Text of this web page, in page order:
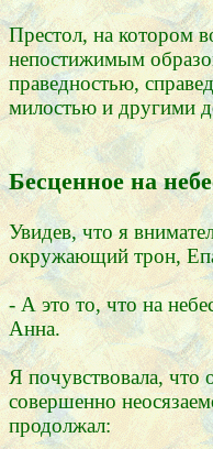
Престол, на котором
непостижимым
праведностью,
милостью и другими
Бесценное на
Увидев, что я
окружающий трон,
- А это то, что на
Анна.
Я почувствовала, что
совершенно
продолжал: